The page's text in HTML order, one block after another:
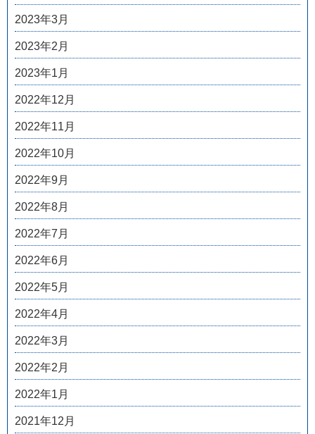
2023年3月
2023年2月
2023年1月
2022年12月
2022年11月
2022年10月
2022年9月
2022年8月
2022年7月
2022年6月
2022年5月
2022年4月
2022年3月
2022年2月
2022年1月
2021年12月